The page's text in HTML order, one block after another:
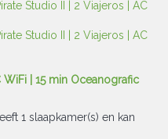
WiFi | 15 min Oceanografic
1 slaapkamer(s) en kan